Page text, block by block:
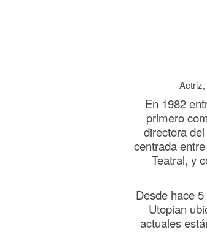
En 1982
primero
directora
centrada
Teatral, y
Desde hace
Utopian
actuales